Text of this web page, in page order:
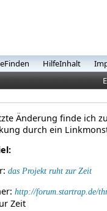
HilfeInhalt
Änderung finde ich
durch ein
das Projekt ruht zur Zeit
http://forum.startrap.de/
Zeit